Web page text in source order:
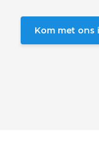
Kom met ons